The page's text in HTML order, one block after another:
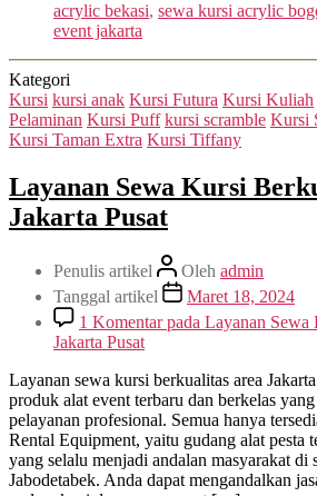
acrylic bekasi, sewa kursi acrylic
event jakarta
Kategori
Kursi kursi anak Kursi Futura Kursi Kuliah
Pelaminan Kursi Puff kursi scramble Kursi
Kursi Taman Extra Kursi Tiffany
Layanan Sewa Kursi
Jakarta Pusat
Penulis artikel Oleh admin
Tanggal artikel
Maret 18, 2024
1 Komentarpada Layanan Sewa
Jakarta Pusat
Layanan sewa kursi berkualitas area
produk alat event terbaru dan berkelas
pelayanan profesional. Semua hanya
Rental Equipment, yaitu gudang alat pesta
yang selalu menjadi andalan masyarakat di
Jabodetabek. Anda dapat mengandalkan